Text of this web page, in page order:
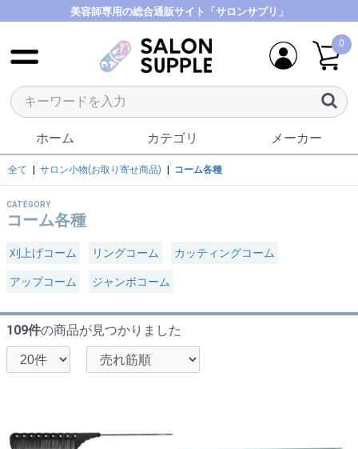
美容師専用の総合通販サイト「サロンサプリ」
0
ホーム カテゴリ メーカー
全て サロン小物(お取り寄せ商品) コーム各種
CATEGORY
コーム各種
刈上げコーム リングコーム カッティングコーム
アップコーム ジャンボコーム
109件の商品が見つかりました